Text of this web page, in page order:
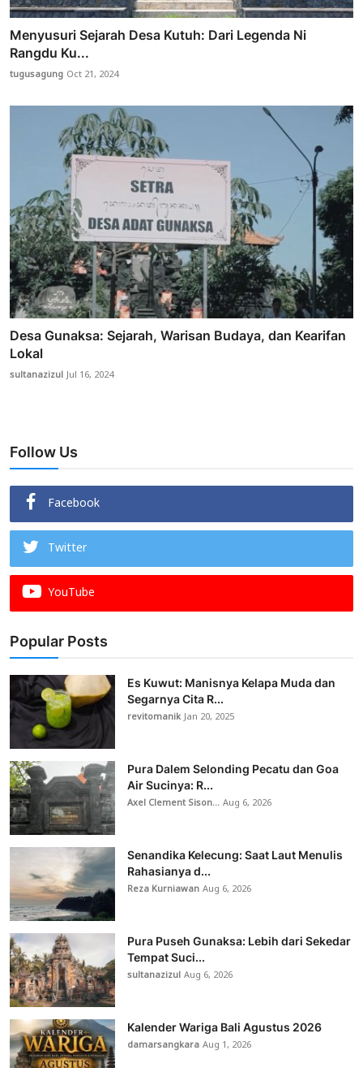
Menyusuri Sejarah Desa Kutuh: Dari Legenda Ni
Rangdu Ku...
tugusagung Oct 21, 2024
Desa Gunaksa: Sejarah, Warisan Budaya, dan Kearifan
Lokal
sultanazizulJul 16, 2024
Follow Us
Facebook
Twitter
YouTube
Popular Posts
Es Kuwut: Manisnya Kelapa Muda dan
Segarnya Cita R...
revitomanikJan 20, 2025
Pura Dalem Selonding Pecatu dan Goa
Air Sucinya: R...
Axel Clement Sison...Aug 6, 2026
Senandika Kelecung: Saat Laut Menulis
Rahasianya d...
Reza KurniawanAug 6, 2026
Pura Puseh Gunaksa: Lebih dari Sekedar
Tempat Suci...
sultanazizulAug 6, 2026
Kalender Wariga Bali Agustus 2026
damarsangkaraAug 1, 2026